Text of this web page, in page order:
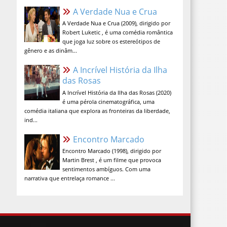
A Verdade Nua e Crua (2009), dirigido por
Robert Luketic , é uma comédia romântica
que joga luz sobre os estereótipos de
gênero e as dinâm...
Rosas
A Incrível História da Ilha das Rosas (2020)
é uma pérola cinematográfica, uma
comédia italiana que explora as fronteiras da liberdade,
ind...
Encontro Marcado (1998), dirigido por
Martin Brest , é um filme que provoca
sentimentos ambíguos. Com uma
narrativa que entrelaça romance ...